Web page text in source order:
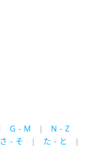
G - M
N - Z
さ - そ た - と